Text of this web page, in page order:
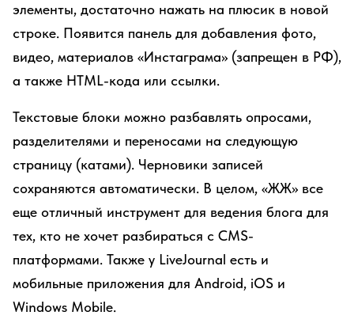
элементы, достаточно нажать на плюсик в новой
строке. Появится панель для добавления фото,
видео, материалов «Инстаграма» (запрещен в РФ),
а также HTML-кода или ссылки.
Текстовые блоки можно разбавлять опросами,
разделителями и переносами на следующую
страницу (катами). Черновики записей
сохраняются автоматически. В целом, «ЖЖ» все
еще отличный инструмент для ведения блога для
тех, кто не хочет разбираться с CMS-
платформами. Также у LiveJournal есть и
мобильные приложения для Android, iOS и
Windows Mobile.